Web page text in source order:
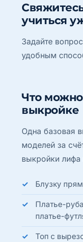
учиться
Задайте
удобным
Что
выкройке
Одна базовая
моделей за
выкройки лифа
Блузку
Платье-
платье-
Топ с